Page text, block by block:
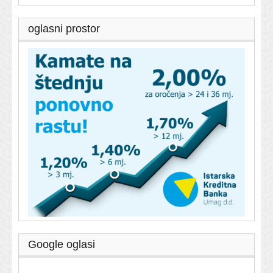
oglasni prostor
Google oglasi